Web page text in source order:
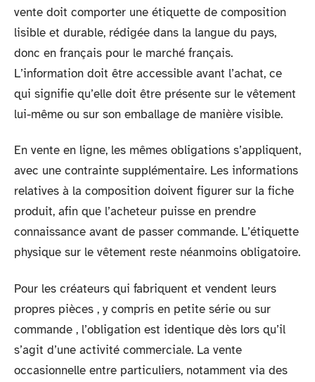
vente doit comporter une étiquette de composition
lisible et durable, rédigée dans la langue du pays,
donc en français pour le marché français.
L’information doit être accessible avant l’achat, ce
qui signifie qu’elle doit être présente sur le vêtement
lui-même ou sur son emballage de manière visible.
En vente en ligne, les mêmes obligations s’appliquent,
avec une contrainte supplémentaire. Les informations
relatives à la composition doivent figurer sur la fiche
produit, afin que l’acheteur puisse en prendre
connaissance avant de passer commande. L’étiquette
physique sur le vêtement reste néanmoins obligatoire.
Pour les créateurs qui fabriquent et vendent leurs
propres pièces , y compris en petite série ou sur
commande , l’obligation est identique dès lors qu’il
s’agit d’une activité commerciale. La vente
occasionnelle entre particuliers, notamment via des